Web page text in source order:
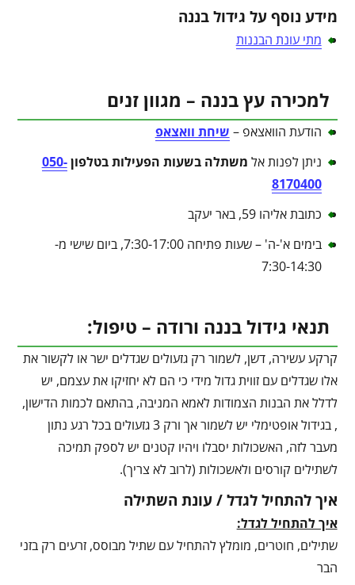
מידע נוסף על גידול בננה
מתי עונת הבננות
למכירה עץ בננה – מגוון זנים
הודעת הוואצאפ – שיחת וואצאפ
ניתן לפנות אל משתלה בשעות הפעילות בטלפון050-
8170400
כתובת אליהו 59, באר יעקב
בימים א'-ה' – שעות פתיחה 7:30-17:00, ביום שישי מ-
7:30-14:30
תנאי גידול בננה ורודה – טיפול:
קרקע עשירה, דשן, לשמור רק גזעולים שגדלים ישר או לקשור את
אלו שגדלים עם זווית גדול מידי כי הם לא יחזיקו את עצמם, יש
לדלל את הבנות הצמודות לאמא המניבה, בהתאם לכמות הדישון,
, בגידול אופטימלי יש לשמור אך ורק 3 גזעולים בכל רגע נתון
מעבר לזה, האשכולות יסבלו ויהיו קטנים יש לספק תמיכה
לשתילים קורסים ולאשכולות (לרוב לא צריך).
איך להתחיל לגדל / עונת השתילה
איך להתחיל לגדל:
שתילים, חוטרים, מומלץ להתחיל עם שתיל מבוסס, זרעים רק בזני
הבר